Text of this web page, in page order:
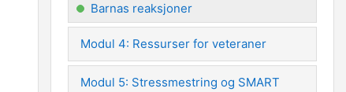
Barnas reaksjoner
Modul 4: Ressurser for veteraner
Modul 5: Stressmestring og SMART